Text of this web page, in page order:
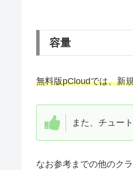
容量
無料版pCloudでは、新
また、チュー
なお参考までの他のク